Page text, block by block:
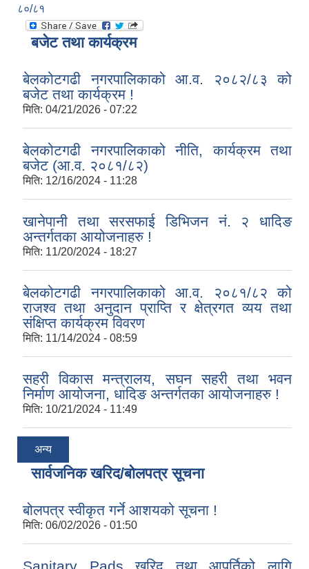
८०/८१
बजेट तथा कार्यक्रम
बेलकोटगढी नगरपालिकाको आ.व. २०८२/८३ को
बजेट तथा कार्यक्रम !
मिति: 04/21/2026 - 07:22
बेलकोटगढी नगरपालिकाको नीति, कार्यक्रम तथा
बजेट (आ.व. २०८१/८२)
मिति: 12/16/2024 - 11:28
खानेपानी तथा सरसफाई डिभिजन नं. २ धादिङ
अन्तर्गतका आयोजनाहरु !
मिति: 11/20/2024 - 18:27
बेलकोटगढी नगरपालिकाको आ.व. २०८१/८२ को
राजश्व तथा अनुदान प्राप्ति र क्षेत्रगत व्यय तथा
संक्षिप्त कार्यक्रम विवरण
मिति: 11/14/2024 - 08:59
सहरी विकास मन्त्रालय, सघन सहरी तथा भवन
निर्माण आयोजना, धादिङ अन्तर्गतका आयोजनाहरु !
मिति: 10/21/2024 - 11:49
अन्य
सार्वजनिक खरिद/बोलपत्र सूचना
बोलपत्र स्वीकृत गर्ने आशयको सूचना !
मिति: 06/02/2026 - 01:50